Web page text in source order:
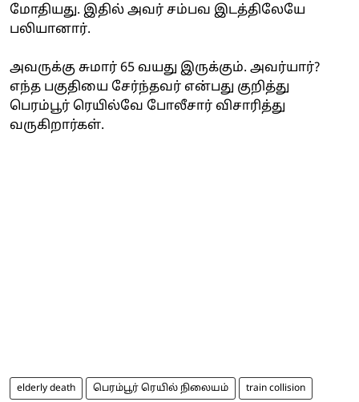
மோதியது. இதில் அவர் சம்பவ இடத்திலேயே
பலியானார்.
அவருக்கு சுமார் 65 வயது இருக்கும். அவர்யார்?
எந்த பகுதியை சேர்ந்தவர் என்பது குறித்து
பெரம்பூர் ரெயில்வே போலீசார் விசாரித்து
வருகிறார்கள்.
elderly death பெரம்பூர் ரெயில் நிலையம் train collision